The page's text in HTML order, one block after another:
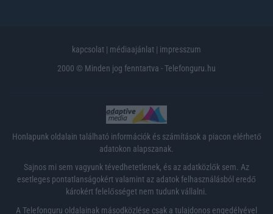
kapcsolat | médiaajánlat | impresszum
2000 © Minden jog fenntartva - Telefonguru.hu
Honlapunk oldalain található információk és számítások a piacon elérhető
adatokon alapszanak.
Sajnos mi sem vagyunk tévedhetetlenek, és az adatközlők sem. Az
esetleges pontatlanságokért valamint az adatok felhasználásból eredő
károkért felelősséget nem tudunk vállalni.
A Telefonguru oldalainak másodközlése csak a tulajdonos engedélyével